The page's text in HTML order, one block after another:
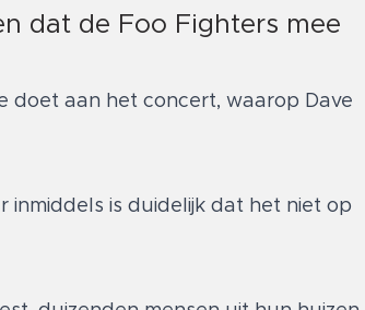
dat de Foo Fighters mee
doet aan het concert, waarop Dave
inmiddels is duidelijk dat het niet op